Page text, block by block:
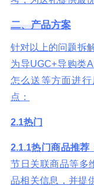
二、产品方案
针对以上的问题拆
为导UGC+导购类
怎么送等方面进
点：
2.1热门
2.1.1热门商品推荐
节日关联商品等多
品相关信息，并提